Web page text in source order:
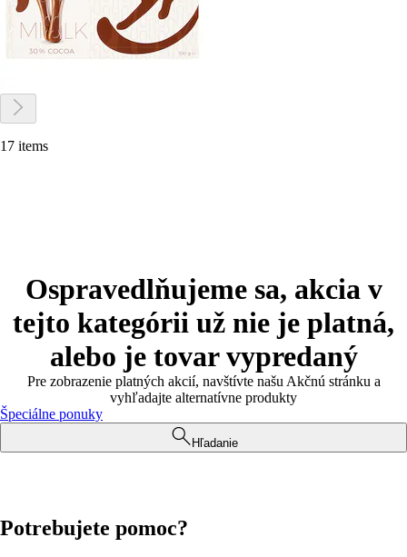
17 items
Ospravedlňujeme sa, akcia v
tejto kategórii už nie je platná,
alebo je tovar vypredaný
Pre zobrazenie platných akcií, navštívte našu Akčnú stránku a
vyhľadajte alternatívne produkty
Špeciálne ponuky
Hľadanie
Potrebujete pomoc?